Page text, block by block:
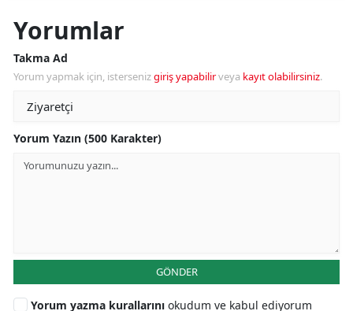
Yorumlar
Takma Ad
Yorum yapmak için, istersenizgiriş yapabilirveya kayıt olabilirsiniz.
Yorum Yazın (500 Karakter)
GÖNDER
Yorum yazma kurallarını okudum ve kabul ediyorum